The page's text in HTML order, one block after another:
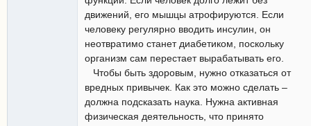
движений, его мышцы атрофируются. Если
человеку регулярно вводить инсулин, он
неотвратимо станет диабетиком, поскольку
организм сам перестает вырабатывать его.
Чтобы быть здоровым, нужно отказаться от
вредных привычек. Как это можно сделать –
должна подсказать наука. Нужна активная
физическая деятельность, что принято